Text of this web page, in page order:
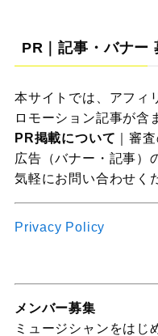
PR｜記事・バナー
本サイトでは、アフィ
ロモーション記事が含
PR掲載について ｜審
広告（バナー・記事）
気軽にお問い合わせく
Privacy Policy
メンバー募集
ミュージシャンをはじ